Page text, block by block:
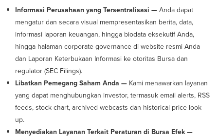
Informasi Perusahaan yang Tersentralisasi —Anda dapat
mengatur dan secara visual mempresentasikan berita, data,
informasi laporan keuangan, hingga biodata eksekutif Anda,
hingga halaman corporate governance di website resmi Anda
dan Laporan Keterbukaan Informasi ke otoritas Bursa dan
regulator (SEC Filings).
Libatkan Pemegang Saham Anda — Kami menawarkan layanan
yang dapat menghubungkan investor, termasuk email alerts, RSS
feeds, stock chart, archived webcasts dan historical price look-
up.
Menyediakan Layanan Terkait Peraturan di Bursa Efek —